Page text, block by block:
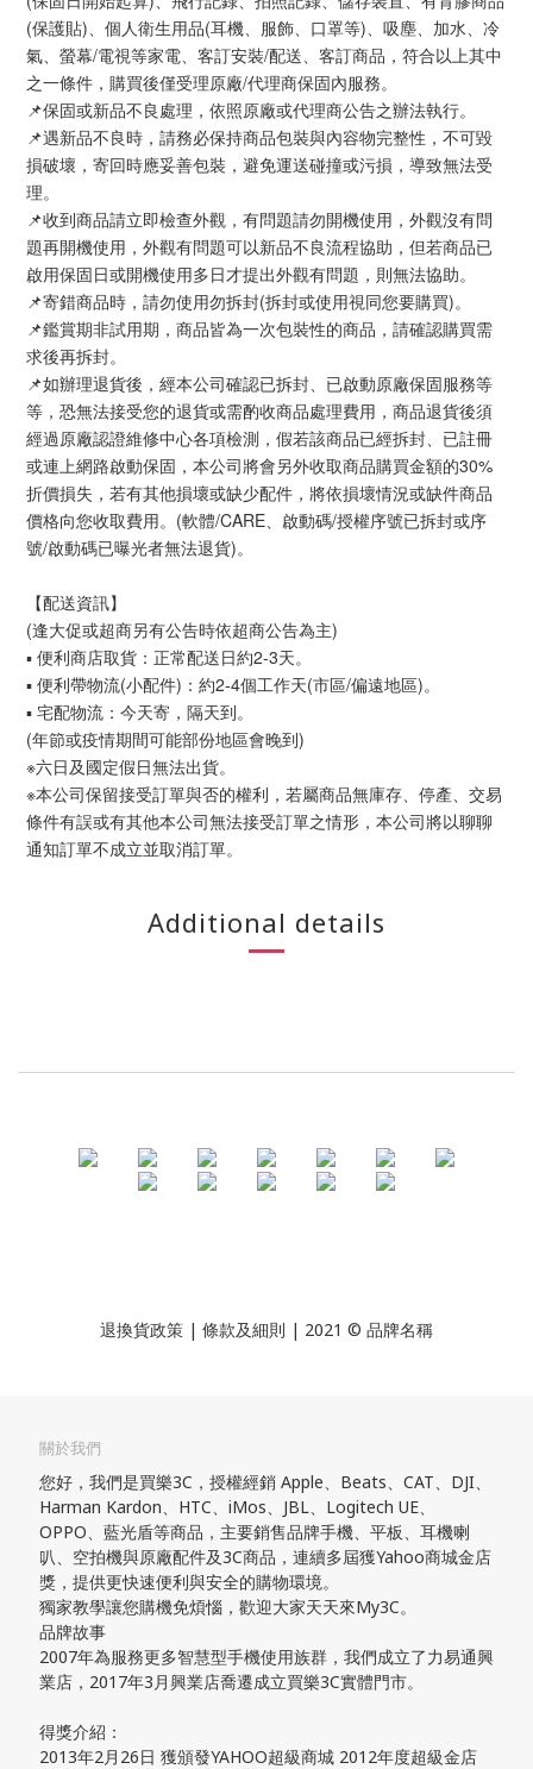
(保護貼)、個人衛生用品(耳機、服飾、口罩等)、吸塵、加水、冷
氣、螢幕/電視等家電、客訂安裝/配送、客訂商品，符合以上其中
之一條件，購買後僅受理原廠/代理商保固內服務。
📌保固或新品不良處理，依照原廠或代理商公告之辦法執行。
📌遇新品不良時，請務必保持商品包裝與內容物完整性，不可毀
損破壞，寄回時應妥善包裝，避免運送碰撞或污損，導致無法受
理。
📌收到商品請立即檢查外觀，有問題請勿開機使用，外觀沒有問
題再開機使用，外觀有問題可以新品不良流程協助，但若商品已
啟用保固日或開機使用多日才提出外觀有問題，則無法協助。
📌寄錯商品時，請勿使用勿拆封(拆封或使用視同您要購買)。
📌鑑賞期非試用期，商品皆為一次包裝性的商品，請確認購買需
求後再拆封。
📌如辦理退貨後，經本公司確認已拆封、已啟動原廠保固服務等
等，恐無法接受您的退貨或需酌收商品處理費用，商品退貨後須
經過原廠認證維修中心各項檢測，假若該商品已經拆封、已註冊
或連上網路啟動保固，本公司將會另外收取商品購買金額的30%
折價損失，若有其他損壞或缺少配件，將依損壞情況或缺件商品
價格向您收取費用。(軟體/CARE、啟動碼/授權序號已拆封或序
號/啟動碼已曝光者無法退貨)。
【配送資訊】
(逢大促或超商另有公告時依超商公告為主)
▪ 便利商店取貨：正常配送日約2-3天。
▪ 便利帶物流(小配件)：約2-4個工作天(市區/偏遠地區)。
▪ 宅配物流：今天寄，隔天到。
(年節或疫情期間可能部份地區會晚到)
※六日及國定假日無法出貨。
※本公司保留接受訂單與否的權利，若屬商品無庫存、停產、交易
條件有誤或有其他本公司無法接受訂單之情形，本公司將以聊聊
通知訂單不成立並取消訂單。
Additional details
退換貨政策 | 條款及細則 | 2021 © 品牌名稱
關於我們
您好，我們是買樂3C，授權經銷 Apple、Beats、CAT、DJI、
Harman Kardon、HTC、iMos、JBL、Logitech UE、
OPPO、藍光盾等商品，主要銷售品牌手機、平板、耳機喇
叭、空拍機與原廠配件及3C商品，連續多屆獲Yahoo商城金店
獎，提供更快速便利與安全的購物環境。
獨家教學讓您購機免煩惱，歡迎大家天天來My3C。
品牌故事
2007年為服務更多智慧型手機使用族群，我們成立了力易通興
業店，2017年3月興業店喬遷成立買樂3C實體門市。
得獎介紹：
2013年2月26日 獲頒發YAHOO超級商城 2012年度超級金店